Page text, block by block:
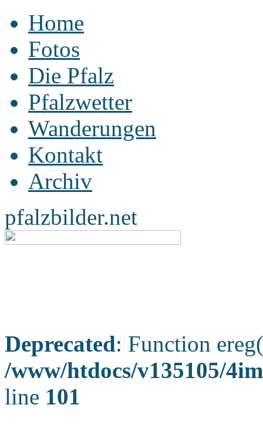
Home
Fotos
Die Pfalz
Pfalzwetter
Wanderungen
Kontakt
Archiv
pfalzbilder.net
Deprecated: Function
/www/htdocs/v135105/
line 101